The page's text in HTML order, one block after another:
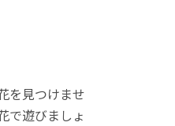
を見つけませ
で遊びましょ